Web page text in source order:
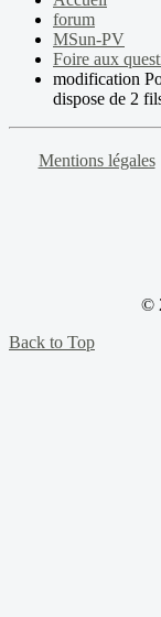
forum
MSun-PV
Foire aux
modification
dispose de 2
Mentions légales
©
Back to Top